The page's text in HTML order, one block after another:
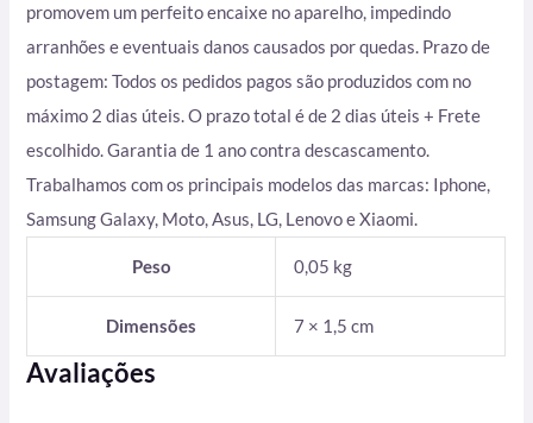
promovem um perfeito encaixe no aparelho, impedindo
arranhões e eventuais danos causados por quedas. Prazo de
postagem: Todos os pedidos pagos são produzidos com no
máximo 2 dias úteis. O prazo total é de 2 dias úteis + Frete
escolhido. Garantia de 1 ano contra descascamento.
Trabalhamos com os principais modelos das marcas: Iphone,
Samsung Galaxy, Moto, Asus, LG, Lenovo e Xiaomi.
Peso 0,05 kg
Dimensões 7 × 1,5 cm
Avaliações